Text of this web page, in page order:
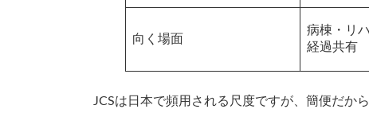
向く場面
病棟・リ
経過共有
JCSは日本で頻用される尺度ですが、簡便だか